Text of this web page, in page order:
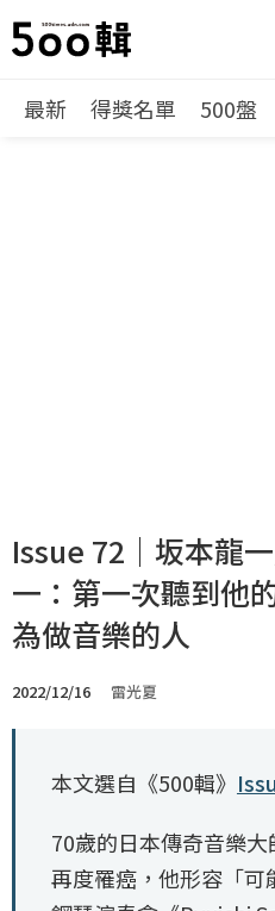
最新 得獎名單 500盤
Issue 72｜坂本龍
一：第一次聽到他
為做音樂的人
2022/12/16 雷光夏
本文選自《500輯》
70歲的日本傳奇音樂
再度罹癌，他形容「可